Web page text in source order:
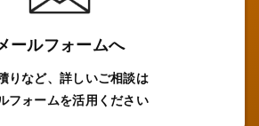
ールフォームへ
りなど、詳しいご相談は
フォームを活用ください